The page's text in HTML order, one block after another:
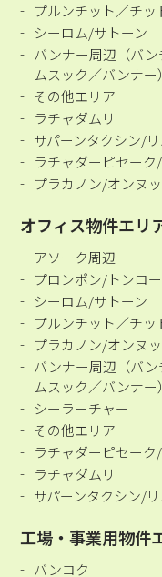
プルンチット／チッ
シーロム/サトーン
バンナー周辺（バ
ムスック／バンナー）
その他エリア
ラチャダムリ
サパーンタクシン/
ラチャダーピセー
プラカノン/オンヌ
オフィス物件エリ
アソーク周辺
プロンポン/トンロ
シーロム/サトーン
プルンチット／チッ
プラカノン/オンヌ
バンナー周辺（バ
ムスック／バンナー）
シーラーチャー
その他エリア
ラチャダーピセー
ラチャダムリ
サパーンタクシン/
工場・事業用物件
バンコク